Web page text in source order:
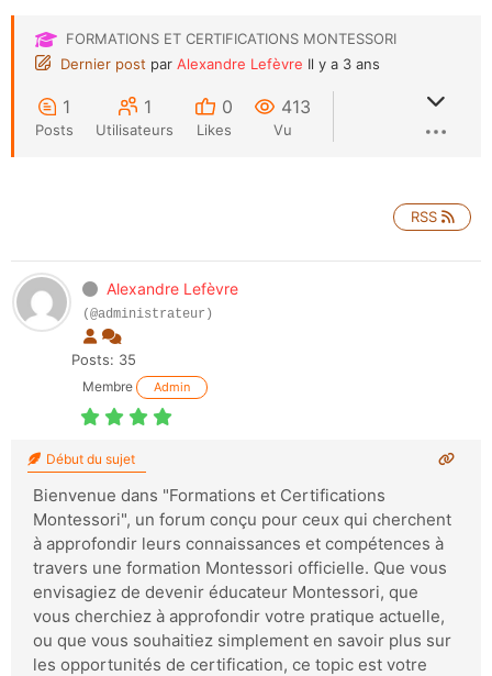
FORMATIONS ET CERTIFICATIONS MONTESSORI
Dernier post par Alexandre Lefèvre Il y a 3 ans
1
Posts
1
Utilisateurs
0
Likes
413
Vu
RSS
Alexandre Lefèvre
(@administrateur)
Posts: 35
Membre Admin
Début du sujet
Bienvenue dans "Formations et Certifications
Montessori", un forum conçu pour ceux qui cherchent
à approfondir leurs connaissances et compétences à
travers une formation Montessori officielle. Que vous
envisagiez de devenir éducateur Montessori, que
vous cherchiez à approfondir votre pratique actuelle,
ou que vous souhaitiez simplement en savoir plus sur
les opportunités de certification, ce topic est votre